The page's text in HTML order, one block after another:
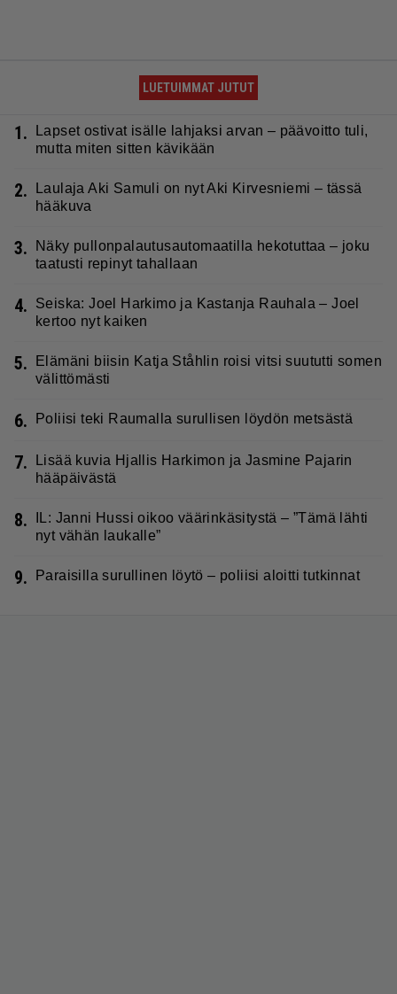
LUETUIMMAT JUTUT
1.
Lapset ostivat isälle lahjaksi arvan – päävoitto tuli,
mutta miten sitten kävikään
2.
Laulaja Aki Samuli on nyt Aki Kirvesniemi – tässä
hääkuva
3.
Näky pullonpalautusautomaatilla hekotuttaa – joku
taatusti repinyt tahallaan
4.
Seiska: Joel Harkimo ja Kastanja Rauhala – Joel
kertoo nyt kaiken
5.
Elämäni biisin Katja Ståhlin roisi vitsi suututti somen
välittömästi
6. Poliisi teki Raumalla surullisen löydön metsästä
7.
Lisää kuvia Hjallis Harkimon ja Jasmine Pajarin
hääpäivästä
8.
IL: Janni Hussi oikoo väärinkäsitystä – ”Tämä lähti
nyt vähän laukalle”
9. Paraisilla surullinen löytö – poliisi aloitti tutkinnat